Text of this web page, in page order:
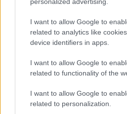
I want to allow Google to
related to analytics like
device identifiers in apps.
I want to allow Google to
related to functionality of the
I want to allow Google to
related to personalization.